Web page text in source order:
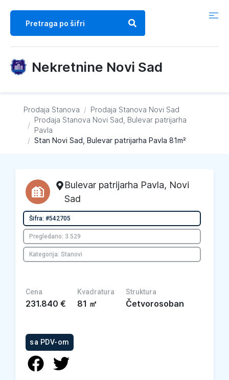
Nekretnine Novi Sad
Prodaja Stanova / Prodaja Stanova Novi Sad
/
Prodaja Stanova Novi Sad, Bulevar patrijarha
Pavla
/ Stan Novi Sad, Bulevar patrijarha Pavla 81m²
Bulevar patrijarha Pavla, Novi
Sad
Šifra: #542705
Pregledano: 3.529
Kategorija: Stanovi
Cena
231.840 €
Kvadratura
81 ㎡
Struktura
Četvorosoban
sa PDV-om